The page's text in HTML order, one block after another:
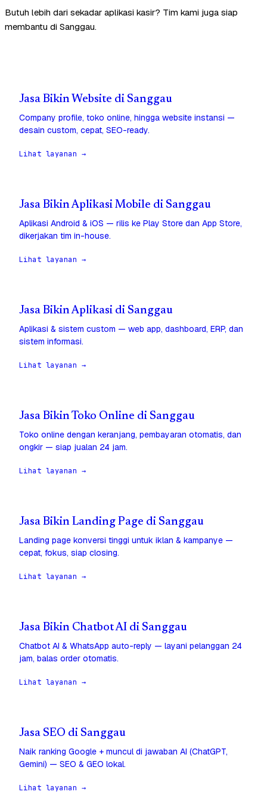
Butuh lebih dari sekadar aplikasi kasir? Tim kami juga siap
membantu di Sanggau.
Jasa Bikin Website di Sanggau
Company profile, toko online, hingga website instansi —
desain custom, cepat, SEO-ready.
Lihat layanan →
Jasa Bikin Aplikasi Mobile di Sanggau
Aplikasi Android & iOS — rilis ke Play Store dan App Store,
dikerjakan tim in-house.
Lihat layanan →
Jasa Bikin Aplikasi di Sanggau
Aplikasi & sistem custom — web app, dashboard, ERP, dan
sistem informasi.
Lihat layanan →
Jasa Bikin Toko Online di Sanggau
Toko online dengan keranjang, pembayaran otomatis, dan
ongkir — siap jualan 24 jam.
Lihat layanan →
Jasa Bikin Landing Page di Sanggau
Landing page konversi tinggi untuk iklan & kampanye —
cepat, fokus, siap closing.
Lihat layanan →
Jasa Bikin Chatbot AI di Sanggau
Chatbot AI & WhatsApp auto-reply — layani pelanggan 24
jam, balas order otomatis.
Lihat layanan →
Jasa SEO di Sanggau
Naik ranking Google + muncul di jawaban AI (ChatGPT,
Gemini) — SEO & GEO lokal.
Lihat layanan →